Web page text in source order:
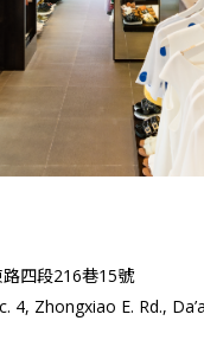
四段216巷15號
4, Zhongxiao E. Rd.,